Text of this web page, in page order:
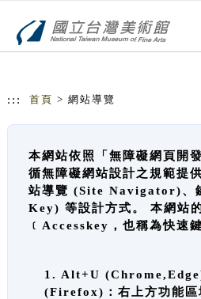
::: 首頁 > 網站導覽
本網站依照「無障礙網頁開
循無障礙網站設計之規範提
站導覽 (Site Navigator)、
Key) 等設計方式。 本網站
﹝Accesskey，也稱為快速
1. Alt+U
(Firefox)：右上方功能區